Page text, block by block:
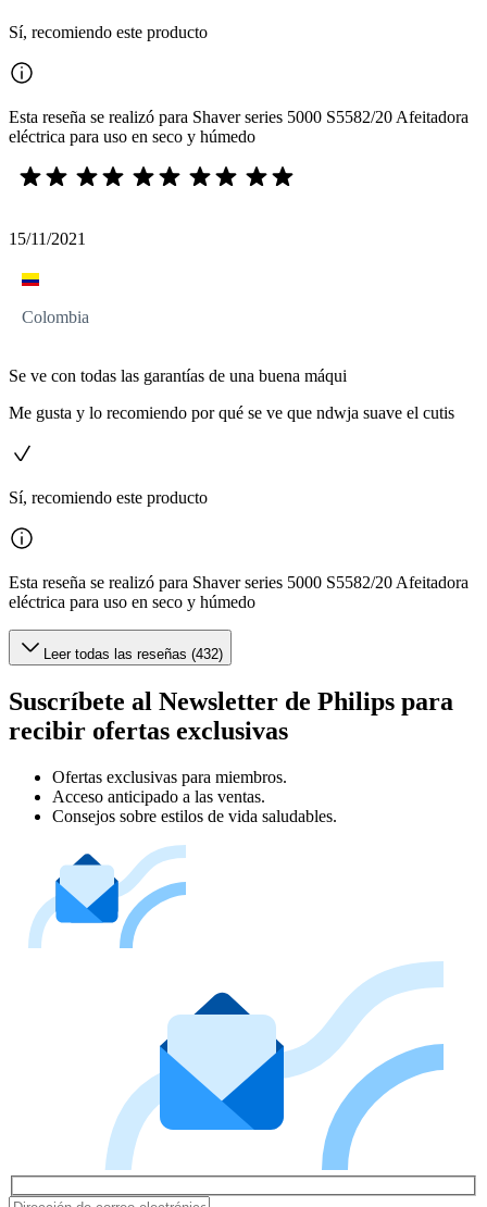
Sí, recomiendo este producto
Esta reseña se realizó para Shaver series 5000 S5582/20 Afeitadora
eléctrica para uso en seco y húmedo
15/11/2021
Colombia
Se ve con todas las garantías de una buena máqui
Me gusta y lo recomiendo por qué se ve que ndwja suave el cutis
Sí, recomiendo este producto
Esta reseña se realizó para Shaver series 5000 S5582/20 Afeitadora
eléctrica para uso en seco y húmedo
Leer todas las reseñas (432)
Suscríbete al Newsletter de Philips para
recibir ofertas exclusivas
Ofertas exclusivas para miembros.
Acceso anticipado a las ventas.
Consejos sobre estilos de vida saludables.